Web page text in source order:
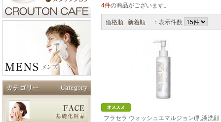
4件の商品がございます。
価格順 新着順 ：表示件数
フラセラ ウォッシュエマルジョン(乳液洗顔